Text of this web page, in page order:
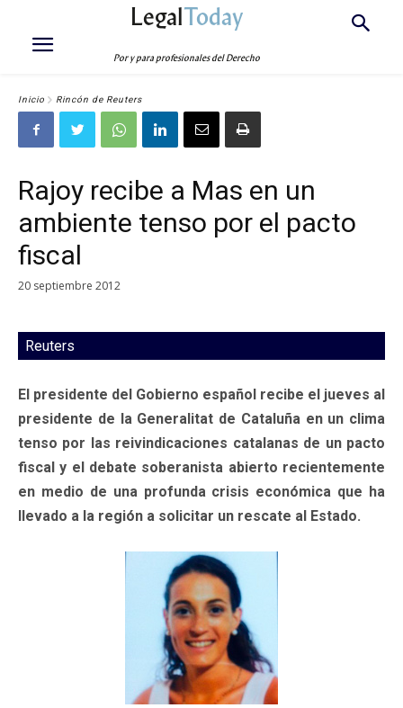
LegalToday
Por y para profesionales del Derecho
Inicio Rincón de Reuters
Rajoy recibe a Mas en un
ambiente tenso por el pacto
fiscal
20 septiembre 2012
Reuters
El presidente del Gobierno español recibe el jueves al
presidente de la Generalitat de Cataluña en un clima
tenso por las reivindicaciones catalanas de un pacto
fiscal y el debate soberanista abierto recientemente
en medio de una profunda crisis económica que ha
llevado a la región a solicitar un rescate al Estado.